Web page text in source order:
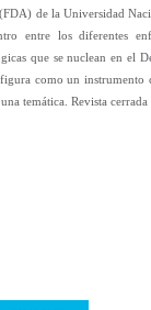
de la Universidad
entre los diferentes
que se nuclean en el
como un instrumento
temática. Revista cerrada